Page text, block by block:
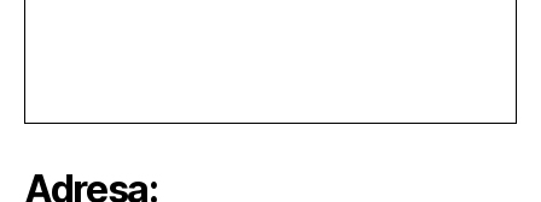
Adresa: